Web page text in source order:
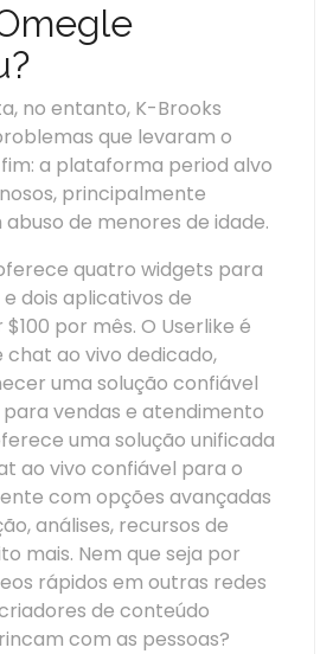
no entanto, K-Brooks
que levaram o
a plataforma period alvo
principalmente
de menores de idade.
quatro widgets para
dois aplicativos de
por mês. O Userlike é
ao vivo dedicado,
uma solução confiável
vendas e atendimento
uma solução unificada
ao vivo confiável para o
com opções avançadas
análises, recursos de
mais. Nem que seja por
rápidos em outras redes
de conteúdo
com as pessoas?